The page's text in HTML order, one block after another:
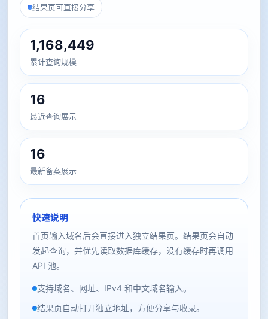
结果页可直接分享
1,168,449
累计查询规模
16
最近查询展示
16
最新备案展示
快速说明
首页输入域名后会直接进入独立结果页。结果页会自动
发起查询，并优先读取数据库缓存，没有缓存时再调用
API 池。
支持域名、网址、IPv4 和中文域名输入。
结果页自动打开独立地址，方便分享与收录。